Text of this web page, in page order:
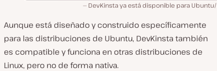
DevKinsta ya está disponible para
Aunque está diseñado y construido específicamente
para las distribuciones de Ubuntu, DevKinsta también
es compatible y funciona en otras distribuciones de
Linux, pero no de forma nativa.